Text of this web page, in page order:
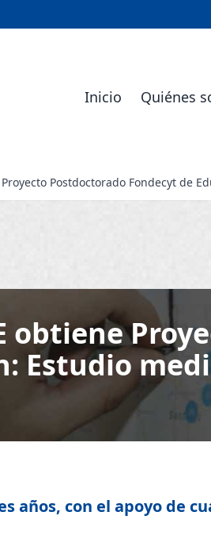
Inicio Quiénes
Postdoctorado Fondecyt de
obtiene
Estudio
años, con el apoyo de